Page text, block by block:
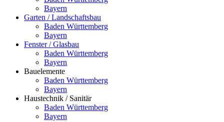
Bayern
Garten / Landschaftsbau
Baden Württemberg
Bayern
Fenster / Glasbau
Baden Württemberg
Bayern
Bauelemente
Baden Württemberg
Bayern
Haustechnik / Sanitär
Baden Württemberg
Bayern